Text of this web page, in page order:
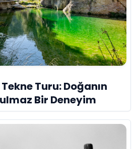
Turu: Doğanın
Bir Deneyim